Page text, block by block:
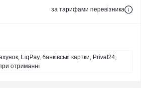
за тарифами перевізника
LiqPay, банківські картки, Privat24,
отриманні